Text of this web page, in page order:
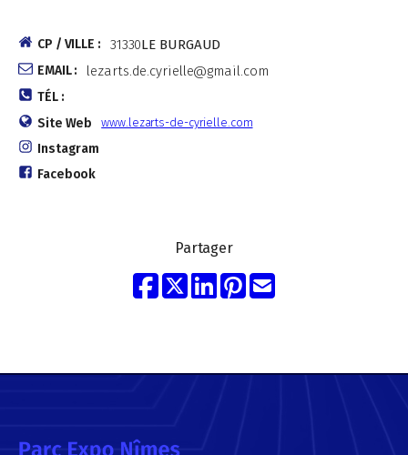
CP / VILLE : 31330LE BURGAUD
EMAIL : lezarts.de.cyrielle@gmail.com
TÉL :
Site Web
www.lezarts-de-cyrielle.com
Instagram
Facebook
Partager